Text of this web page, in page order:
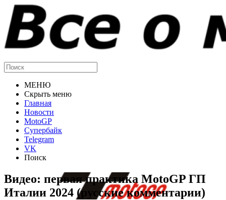
МЕНЮ
Скрыть меню
Главная
Новости
MotoGP
Супербайк
Telegram
VK
Поиск
Видео: первая практика MotoGP ГП
Италии 2024 (русские комментарии)